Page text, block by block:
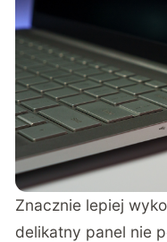
Znacznie lepiej
delikatny panel nie